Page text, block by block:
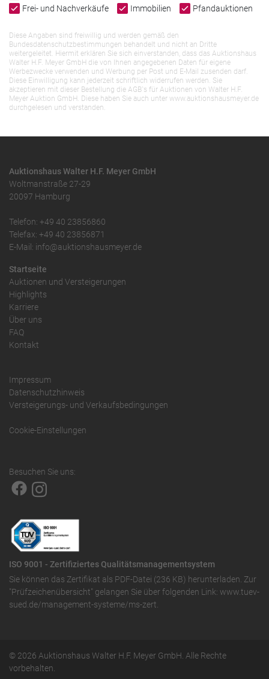
Frei- und Nachverkäufe
Immobilien Pfandauktionen
Diese Angaben sind freiwillig und werden gemäß den
Bundesdatenschutzbestimmungen behandelt und nicht an Dritte
weitergeleitet. Hiermit erklären Sie sich einverstanden, dass das Auktionshaus
Walter H.F. Meyer GmbH die von Ihnen angegebenen Daten für eigene
Werbezwecke verwenden und Werbung per Post und E-Mail zusenden darf.
Diese Einwilligung kann jederzeit schriftlich widerrufen werden. Sie
akzeptieren mit dieser Bestellung die AGB`s für Auktionen von Walter H.F.
Meyer Auktion GmbH. Diese haben Sie auch unter www.auktionshausmeyer.de
durchgelesen und verstanden.
Auktionshaus Walter H.F. Meyer GmbH
Woltmanstraße 27-29
20097 Hamburg
Telefon: +49 40 23856860
Telefax: +49 40 23856871
E-Mail: info@auktionshausmeyer.de
Startseite
Auktionen und Versteigerungen
Highlights
Karriere
Über uns
FAQ
Kontakt
Impressum
Datenschutzhinweis
Versteigerungs- und Verkaufsbedingungen
Cookie-Einstellungen
Besuchen Sie uns:
ISO 9001 - Zertifiziertes Qualitätsmanagementsystem
Sie können das Zertifikat als PDF-Datei (236 KB) herunterladen. Zur
"Prüfzeichenübersicht" gelangen Sie über folgenden Link: www.tuev-
sued.de/management-systeme/ms-zert
© 2026 Auktionshaus Walter H.F. Meyer GmbH. Alle Rechte
vorbehalten.